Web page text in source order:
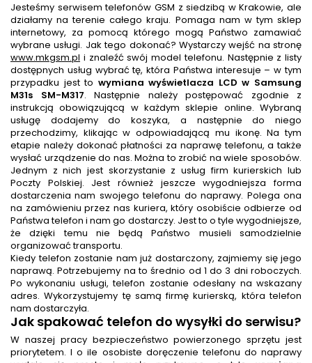
Jesteśmy serwisem telefonów GSM z siedzibą w Krakowie, ale
działamy na terenie całego kraju. Pomaga nam w tym sklep
internetowy, za pomocą którego mogą Państwo zamawiać
wybrane usługi. Jak tego dokonać? Wystarczy wejść na stronę
www.mkgsm.pl i znaleźć swój model telefonu. Następnie z listy
dostępnych usług wybrać tę, która Państwa interesuje – w tym
przypadku jest to wymiana wyświetlacza LCD w Samsung
M31s SM-M317. Następnie należy postępować zgodnie z
instrukcją obowiązującą w każdym sklepie online. Wybraną
usługę dodajemy do koszyka, a następnie do niego
przechodzimy, klikając w odpowiadającą mu ikonę. Na tym
etapie należy dokonać płatności za naprawę telefonu, a także
wysłać urządzenie do nas. Można to zrobić na wiele sposobów.
Jednym z nich jest skorzystanie z usług firm kurierskich lub
Poczty Polskiej. Jest również jeszcze wygodniejsza forma
dostarczenia nam swojego telefonu do naprawy. Polega ona
na zamówieniu przez nas kuriera, który osobiście odbierze od
Państwa telefon i nam go dostarczy. Jest to o tyle wygodniejsze,
że dzięki temu nie będą Państwo musieli samodzielnie
organizować transportu.
Kiedy telefon zostanie nam już dostarczony, zajmiemy się jego
naprawą. Potrzebujemy na to średnio od 1 do 3 dni roboczych.
Po wykonaniu usługi, telefon zostanie odesłany na wskazany
adres. Wykorzystujemy tę samą firmę kurierską, która telefon
nam dostarczyła.
Jak spakować telefon do wysyłki do serwisu?
W naszej pracy bezpieczeństwo powierzonego sprzętu jest
priorytetem. I o ile osobiste doręczenie telefonu do naprawy